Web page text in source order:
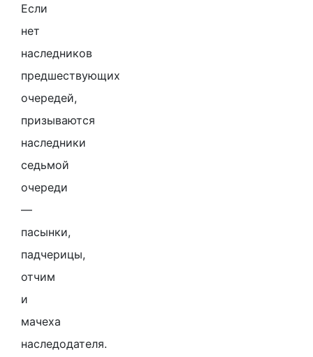
Если
нет
наследников
предшествующих
очередей,
призываются
наследники
седьмой
очереди
—
пасынки,
падчерицы,
отчим
и
мачеха
наследодателя.